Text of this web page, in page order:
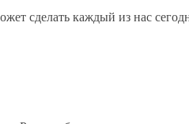
сделать каждый из нас